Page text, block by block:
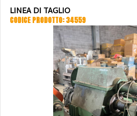
LINEA DI TAGLIO
CODICE PRODOTTO: 34559